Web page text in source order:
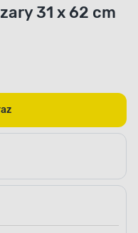
31 x 62 cm